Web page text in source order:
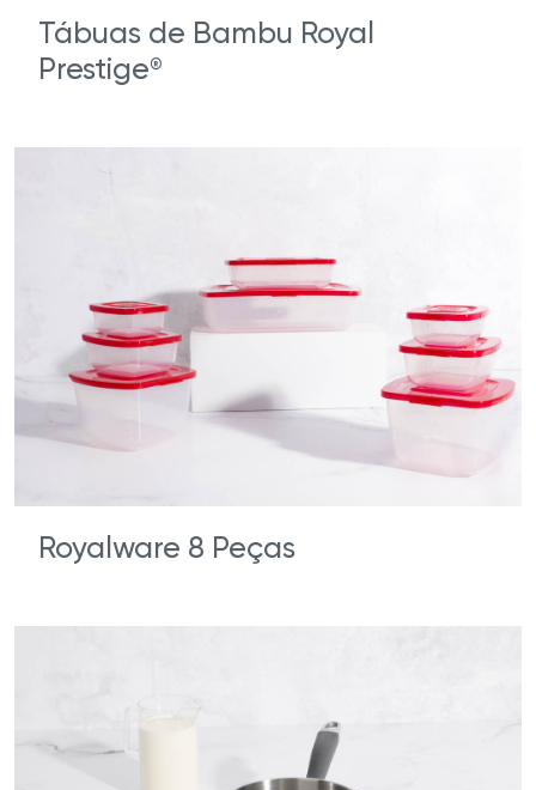
Tábuas de Bambu Royal
Prestige®
Royalware 8 Peças